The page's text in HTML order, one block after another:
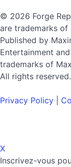
© 2026 Forge
are trademarks of
Published by
Entertainment
trademarks of
All rights reserved.
Privacy Policy
X
Inscrivez-vous